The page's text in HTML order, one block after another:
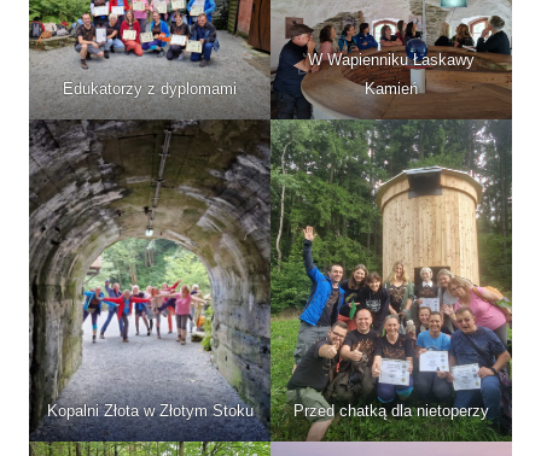
Edukatorzy z dyplomami
W Wapienniku Łaskawy
Kamień
Kopalni Złota w Złotym Stoku Przed chatką dla nietoperzy